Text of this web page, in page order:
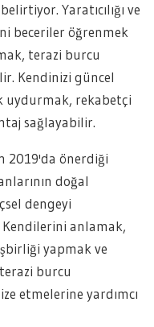
Yaratıcılığı ve
beceriler öğrenmek
terazi burcu
Kendinizi güncel
uydurmak, rekabetçi
sağlayabilir.
2019'da önerdiği
doğal
dengeyi
anlamak,
yapmak ve
burcu
etmelerine yardımcı